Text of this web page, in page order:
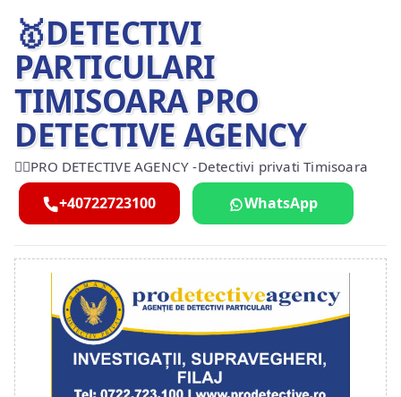
🥇DETECTIVI
PARTICULARI
TIMISOARA PRO
DETECTIVE AGENCY
🕵️‍♂️PRO DETECTIVE AGENCY -Detectivi privati Timisoara
+40722723100 WhatsApp